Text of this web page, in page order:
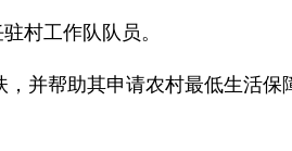
村工作队队员。
并帮助其申请农村最低生活保